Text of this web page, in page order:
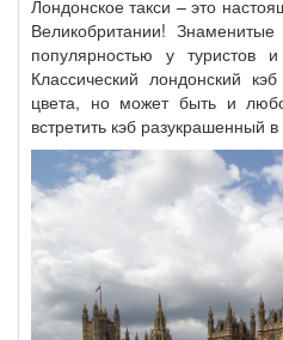
Лондонское такси – это
Великобритании!
популярностью у туристов
Классический лондонский
цвета, но может быть и
встретить кэб разукрашенный